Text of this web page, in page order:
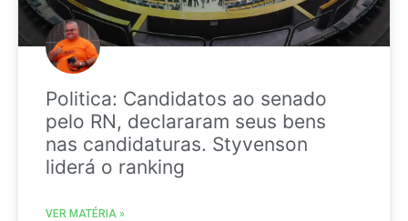
Politica: Candidatos ao senado
pelo RN, declararam seus bens
nas candidaturas. Styvenson
liderá o ranking
VER MATÉRIA »